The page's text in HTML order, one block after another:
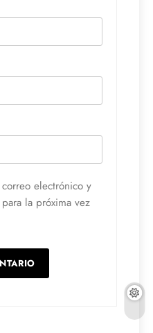
electrónico y
la próxima vez